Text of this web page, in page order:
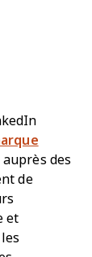
des
de
et